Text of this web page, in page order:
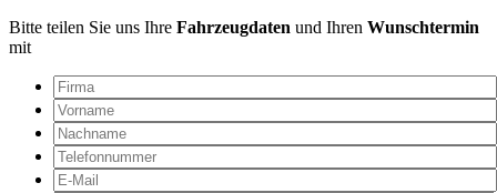
Bitte teilen Sie uns Ihre Fahrzeugdaten und Ihren Wunschtermin
mit